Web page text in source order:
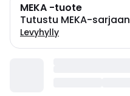
MEKA -tuote
Tutustu MEKA-sarjaan
Levyhylly